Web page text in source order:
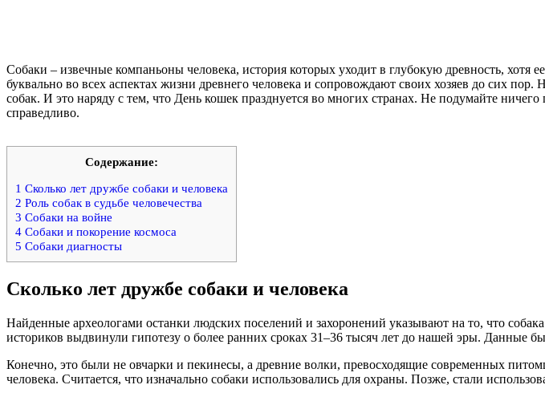
Собаки – извечные компаньоны человека, история которых уходит в глубокую древность, хотя
буквально во всех аспектах жизни древнего человека и сопровождают своих хозяев до сих
собак. И это наряду с тем, что День кошек празднуется во многих странах. Не подумайте
справедливо.
Содержание:
1 Сколько лет дружбе собаки и человека
2 Роль собак в судьбе человечества
3 Собаки на войне
4 Собаки и покорение космоса
5 Собаки диагносты
Сколько лет дружбе собаки и человека
Найденные археологами останки людских поселений и захоронений указывают на то, что
историков выдвинули гипотезу о более ранних сроках 31–36 тысяч лет до нашей эры.
Конечно, это были не овчарки и пекинесы, а древние волки, превосходящие современных
человека. Считается, что изначально собаки использовались для охраны. Позже, стали